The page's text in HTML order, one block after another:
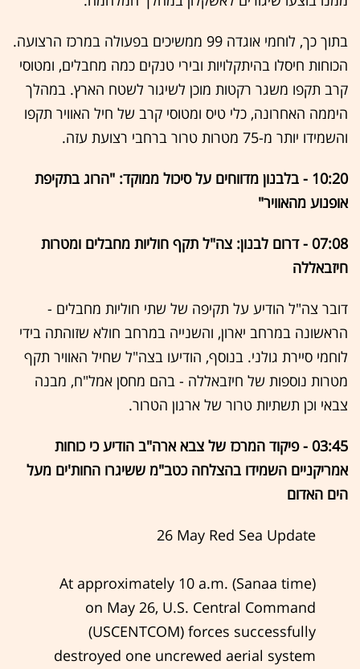
בתוך כך, לוחמי אוגדה 99 ממשיכים בפעולה במרכז הרצועה.
הכוחות חיסלו בהיתקלויות ובירי טנקים כמה מחבלים, ומטוסי
קרב תקפו משגר רקטות מוכן לשיגור לשטח הארץ. במהלך
היממה האחרונה, כלי טיס ומטוסי קרב של חיל האוויר תקפו
והשמידו יותר מ-75 מטרות טרור ברחבי רצועת עזה.
10:20 - בלבנון מדווחים על סיכול ממוקד: "הרוג בתקיפת
אופנוע מהאוויר"
07:08 - דרום לבנון: צה"ל תקף חוליות מחבלים ומטרות
חיזבאללה
דובר צה"ל הודיע על תקיפה של שתי חוליות מחבלים -
הראשונה במרחב יארון, והשנייה במרחב חולא שזוהתה בידי
לוחמי סיירת גולני. בנוסף, הודיעו בצה"ל שחיל האוויר תקף
מטרות נוספות של חיזבאללה - בהם מחסן אמל"ח, מבנה
צבאי וכן תשתיות טרור של ארגון הטרור.
03:45 - פיקוד המרכז של צבא ארה"ב הודיע כי כוחות
אמריקניים השמידו בהצלחה כטב"מ ששיגרו החות'ים מעל
הים האדום
26 May Red Sea Update
At approximately 10 a.m. (Sanaa time)
on May 26, U.S. Central Command
(USCENTCOM) forces successfully
destroyed one uncrewed aerial system